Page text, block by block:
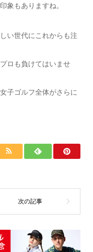
象もありますね。
い世代にこれからも注
ロも負けてはいませ
子ゴルフ全体がさらに